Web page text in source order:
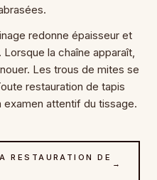
redonne épaisseur et
la chaîne apparaît,
Les trous de mites se
restauration de tapis
attentif du tissage.
RESTAURATION DE
→